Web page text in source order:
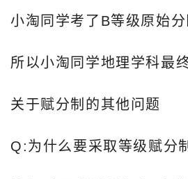
小淘同学考了B等级原始分
所以小淘同学地理学科最
关于赋分制的其他问题
Q:为什么要采取等级赋分